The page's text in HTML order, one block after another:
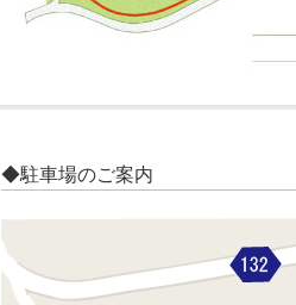
◆駐車場のご案内